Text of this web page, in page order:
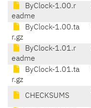
ByClock-1.00.r
eadme
ByClock-1.00.ta
r.gz
ByClock-1.01.r
eadme
ByClock-1.01.ta
r.gz
CHECKSUMS